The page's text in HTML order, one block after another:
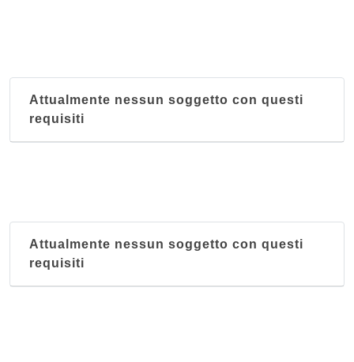
Attualmente nessun soggetto con questi
requisiti
Attualmente nessun soggetto con questi
requisiti